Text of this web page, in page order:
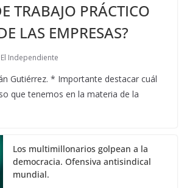
TRABAJO PRÁCTICO
LAS EMPRESAS?
El Independiente
Gutiérrez. * Importante destacar cuál
que tenemos en la materia de la
Los multimillonarios golpean a la
democracia. Ofensiva antisindical
mundial.